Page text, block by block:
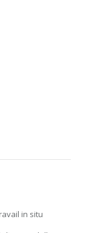
in situ